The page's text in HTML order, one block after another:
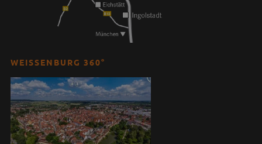
WEISSENBURG 360°